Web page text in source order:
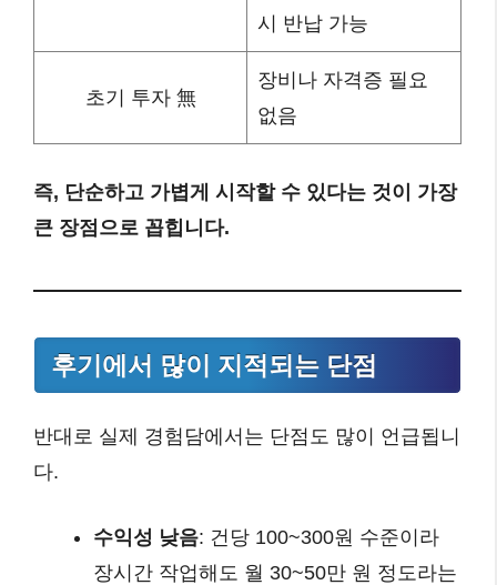
시 반납 가능
초기 투자 無
장비나 자격증 필요
없음
즉, 단순하고 가볍게 시작할 수 있다는 것이 가장
큰 장점으로 꼽힙니다.
후기에서 많이 지적되는 단점
반대로 실제 경험담에서는 단점도 많이 언급됩니
다.
수익성 낮음: 건당 100~300원 수준이라
장시간 작업해도 월 30~50만 원 정도라는